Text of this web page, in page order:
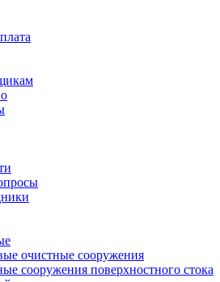
очистные сооружения
сооружения поверхностного стока